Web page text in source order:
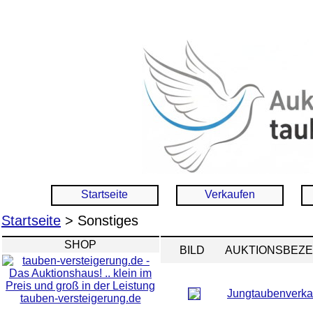
Startseite Verkaufen
Startseite > Sonstiges
SHOP
tauben-versteigerung.de
BILD